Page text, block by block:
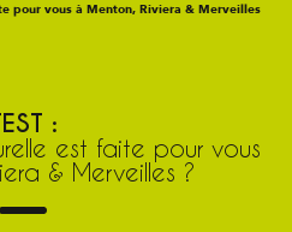
pour vous à Menton, Riviera & Merveilles
:
est faite pour vous
& Merveilles ?